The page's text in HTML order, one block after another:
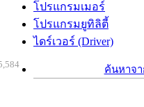
โปรแกรมเมอร์
โปรแกรมยูทิลิตี้
ไดร์เวอร์ (Driver)
ค้นหาจ